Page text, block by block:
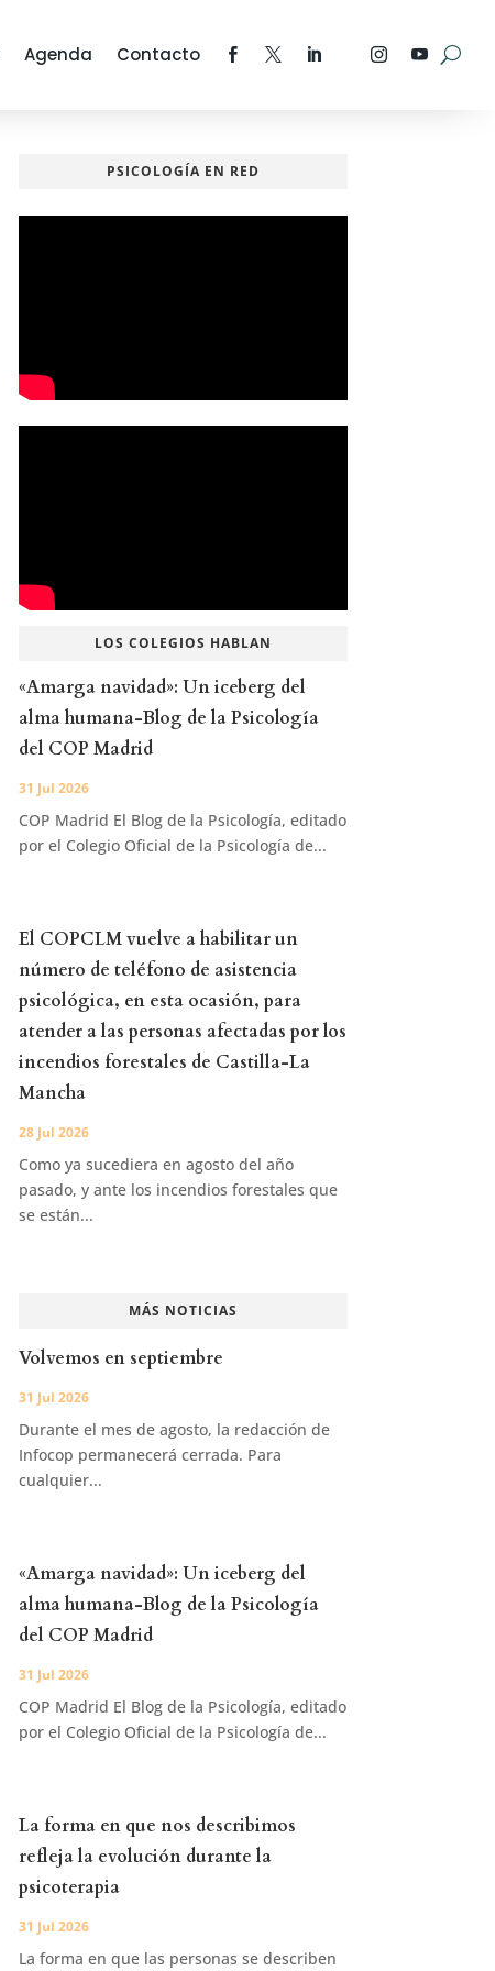
Agenda Contacto
PSICOLOGÍA EN RED
LOS COLEGIOS HABLAN
«Amarga navidad»: Un iceberg del
alma humana-Blog de la Psicología
del COP Madrid
31 Jul 2026
COP Madrid El Blog de la Psicología, editado
por el Colegio Oficial de la Psicología de...
El COPCLM vuelve a habilitar un
número de teléfono de asistencia
psicológica, en esta ocasión, para
atender a las personas afectadas por los
incendios forestales de Castilla-La
Mancha
28 Jul 2026
Como ya sucediera en agosto del año
pasado, y ante los incendios forestales que
se están...
MÁS NOTICIAS
Volvemos en septiembre
31 Jul 2026
Durante el mes de agosto, la redacción de
Infocop permanecerá cerrada. Para
cualquier...
«Amarga navidad»: Un iceberg del
alma humana-Blog de la Psicología
del COP Madrid
31 Jul 2026
COP Madrid El Blog de la Psicología, editado
por el Colegio Oficial de la Psicología de...
La forma en que nos describimos
refleja la evolución durante la
psicoterapia
31 Jul 2026
La forma en que las personas se describen